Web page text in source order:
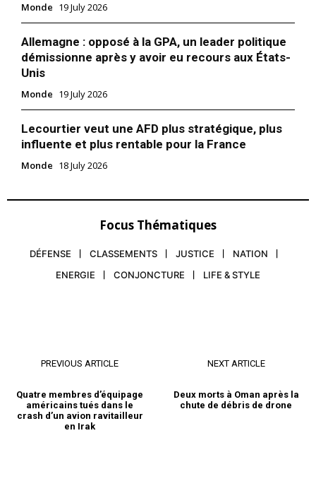
Monde 19 July 2026
Allemagne : opposé à la GPA, un leader politique
démissionne après y avoir eu recours aux États-
Unis
Monde 19 July 2026
Lecourtier veut une AFD plus stratégique, plus
influente et plus rentable pour la France
Monde 18 July 2026
Focus Thématiques
DÉFENSE CLASSEMENTS JUSTICE
NATION
ENERGIE
CONJONCTURE LIFE & STYLE
PREVIOUS ARTICLE
Quatre membres d’équipage
américains tués dans le
crash d’un avion ravitailleur
en Irak
NEXT ARTICLE
Deux morts à Oman après la
chute de débris de drone